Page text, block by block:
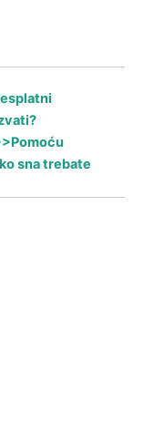
sna trebate